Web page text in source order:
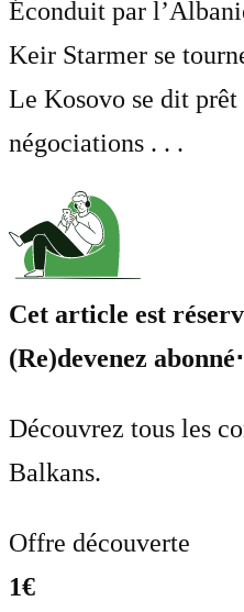
Éconduit par
Keir Starmer se
Le Kosovo se dit
négociations . . .
Cet article est
(Re)devenez
Découvrez tous les
Balkans.
Offre découverte
1€